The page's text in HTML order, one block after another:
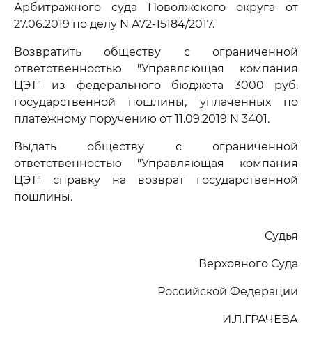
Арбитражного суда Поволжского округа от
27.06.2019 по делу N А72-15184/2017.
Возвратить обществу с ограниченной
ответственностью "Управляющая компания
ЦЭТ" из федерального бюджета 3000 руб.
государственной пошлины, уплаченных по
платежному поручению от 11.09.2019 N 3401.
Выдать обществу с ограниченной
ответственностью "Управляющая компания
ЦЭТ" справку на возврат государственной
пошлины.
Судья
Верховного Суда
Российской Федерации
И.Л.ГРАЧЕВА